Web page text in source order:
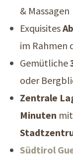
& Massagen
Exquisites
im Rahmen
Gemütliche
oder
Zentrale
Minuten
Südtirol